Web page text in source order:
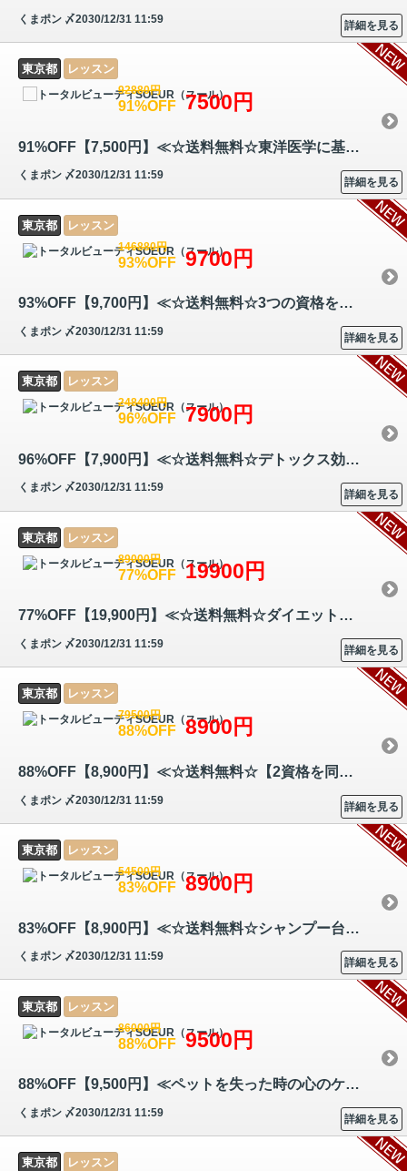
くまポン 〆2030/12/31 11:59
詳細を見る
東京都 レッスン
92880円
91%OFF 7500円
91%OFF【7,500円】≪☆送料無料☆東洋医学に基づく「漢方」と「ハーブ」の知…
くまポン 〆2030/12/31 11:59
詳細を見る
東京都 レッスン
146880円
93%OFF 9700円
93%OFF【9,700円】≪☆送料無料☆3つの資格を同時取得可能！リラクゼーション…
くまポン 〆2030/12/31 11:59
詳細を見る
東京都 レッスン
248400円
96%OFF 7900円
96%OFF【7,900円】≪☆送料無料☆デトックス効果のあるセルライトリンパマッ…
くまポン 〆2030/12/31 11:59
詳細を見る
東京都 レッスン
89000円
77%OFF 19900円
77%OFF【19,900円】≪☆送料無料☆ダイエットをしたいと考えている方など、ト…
くまポン 〆2030/12/31 11:59
詳細を見る
東京都 レッスン
79500円
88%OFF 8900円
88%OFF【8,900円】≪☆送料無料☆【2資格を同時取得】肌のケアに必要な理論や…
くまポン 〆2030/12/31 11:59
詳細を見る
東京都 レッスン
54500円
83%OFF 8900円
83%OFF【8,900円】≪☆送料無料☆シャンプー台がなくても手軽に施せるヘッド…
くまポン 〆2030/12/31 11:59
詳細を見る
東京都 レッスン
86000円
88%OFF 9500円
88%OFF【9,500円】≪ペットを失った時の心のケア方法を学べる『ペットロス…
くまポン 〆2030/12/31 11:59
詳細を見る
東京都 レッスン